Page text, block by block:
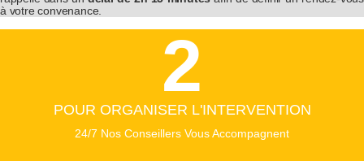
à votre convenance.
POUR ORGANISER L'INTERVENTION
2
24/7 Nos Conseillers Vous Accompagnent